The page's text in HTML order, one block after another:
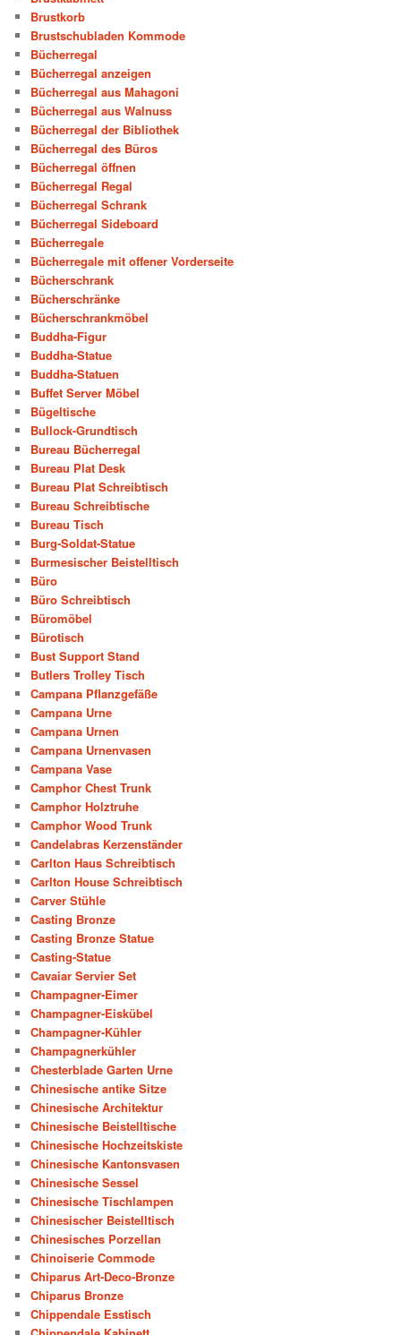
Brustkorb
Brustschubladen Kommode
Bücherregal
Bücherregal anzeigen
Bücherregal aus Mahagoni
Bücherregal aus Walnuss
Bücherregal der Bibliothek
Bücherregal des Büros
Bücherregal öffnen
Bücherregal Regal
Bücherregal Schrank
Bücherregal Sideboard
Bücherregale
Bücherregale mit offener Vorderseite
Bücherschrank
Bücherschränke
Bücherschrankmöbel
Buddha-Figur
Buddha-Statue
Buddha-Statuen
Buffet Server Möbel
Bügeltische
Bullock-Grundtisch
Bureau Bücherregal
Bureau Plat Desk
Bureau Plat Schreibtisch
Bureau Schreibtische
Bureau Tisch
Burg-Soldat-Statue
Burmesischer Beistelltisch
Büro
Büro Schreibtisch
Büromöbel
Bürotisch
Bust Support Stand
Butlers Trolley Tisch
Campana Pflanzgefäße
Campana Urne
Campana Urnen
Campana Urnenvasen
Campana Vase
Camphor Chest Trunk
Camphor Holztruhe
Camphor Wood Trunk
Candelabras Kerzenständer
Carlton Haus Schreibtisch
Carlton House Schreibtisch
Carver Stühle
Casting Bronze
Casting Bronze Statue
Casting-Statue
Cavaiar Servier Set
Champagner-Eimer
Champagner-Eiskübel
Champagner-Kühler
Champagnerkühler
Chesterblade Garten Urne
Chinesische antike Sitze
Chinesische Architektur
Chinesische Beistelltische
Chinesische Hochzeitskiste
Chinesische Kantonsvasen
Chinesische Sessel
Chinesische Tischlampen
Chinesischer Beistelltisch
Chinesisches Porzellan
Chinoiserie Commode
Chiparus Art-Deco-Bronze
Chiparus Bronze
Chippendale Esstisch